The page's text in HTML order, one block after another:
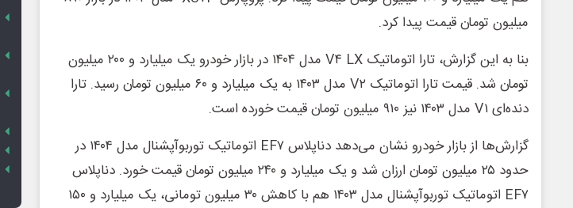
میلیون تومان قیمت پیدا کرد.
بنا به این گزارش، تارا اتوماتیک V۴ LX مدل ۱۴۰۴ در بازار خودرو یک میلیارد و ۲۰۰ میلیون
تومان شد. قیمت تارا اتوماتیک V۲ مدل ۱۴۰۳ به یک میلیارد و ۶۰ میلیون تومان رسید. تارا
دنده‌ای V۱ مدل ۱۴۰۳ نیز ۹۱۰ میلیون تومان قیمت خورده است.
گزارش‌ها از بازار خودرو نشان می‌دهد دناپلاس EF۷ اتوماتیک توربوآپشنال مدل ۱۴۰۴ در
حدود ۲۵ میلیون تومان ارزان شد و یک میلیارد و ۲۴۰ میلیون تومان قیمت خورد. دناپلاس
EF۷ اتوماتیک توربوآپشنال مدل ۱۴۰۳ هم با کاهش ۳۰ میلیون تومانی، یک میلیارد و ۱۵۰